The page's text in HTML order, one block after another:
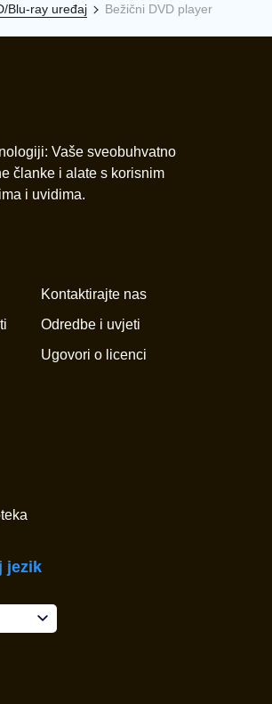
Blu-ray uređaj Bežični DVD player
Vaše sveobuhvatno
članke i alate s korisnim
i uvidima.
Kontaktirajte nas
Odredbe i uvjeti
Ugovori o licenci
jezik